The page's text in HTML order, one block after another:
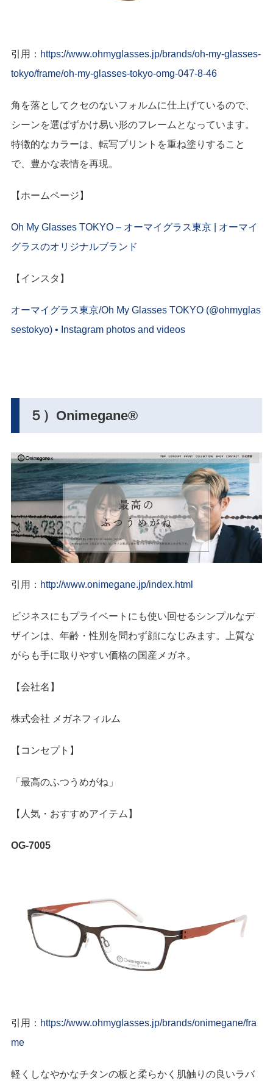
引用： https://www.ohmyglasses.jp/brands/oh-my-glasses-
tokyo/frame/oh-my-glasses-tokyo-omg-047-8-46
角を落としてクセのないフォルムに仕上げているので、
シーンを選ばずかけ易い形のフレームとなっています。
特徴的なカラーは、転写プリントを重ね塗りすること
で、豊かな表情を再現。
【ホームページ】
Oh My Glasses TOKYO – オーマイグラス東京 | オーマイ
グラスのオリジナルブランド
【インスタ】
オーマイグラス東京/Oh My Glasses TOKYO (@ohmyglas
sestokyo) • Instagram photos and videos
５）Onimegane®
引用： http://www.onimegane.jp/index.html
ビジネスにもプライベートにも使い回せるシンプルなデ
ザインは、年齢・性別を問わず顔になじみます。上質な
がらも手に取りやすい価格の国産メガネ。
【会社名】
株式会社 メガネフィルム
【コンセプト】
「最高のふつうめがね」
【人気・おすすめアイテム】
OG-7005
引用： https://www.ohmyglasses.jp/brands/onimegane/fra
me
軽くしなやかなチタンの板と柔らかく肌触りの良いラバ